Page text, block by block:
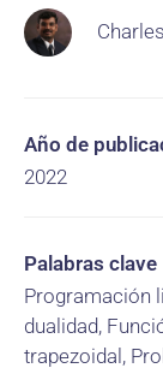
Año de
2022
Palabras clave
Programación
dualidad,
trapezoidal,